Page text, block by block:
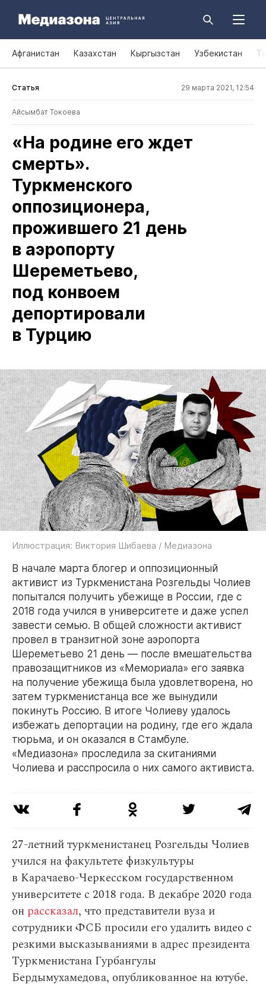
Афганистан Казахстан Кыргызстан Узбекистан
Статья 29 марта 2021, 12:54
Айсымбат Токоева
«На родине его ждет
смерть».
Туркменского
оппозиционера,
прожившего 21 день
в аэропорту
Шереметьево,
под конвоем
депортировали
в Турцию
Иллюстрация: Виктория Шибаева / Медиазона
В начале марта блогер и оппозиционный
активист из Туркменистана Розгельды Чолиев
попытался получить убежище в России, где с
2018 года учился в университете и даже успел
завести семью. В общей сложности активист
провел в транзитной зоне аэропорта
Шереметьево 21 день — после вмешательства
правозащитников из «Мемориала» его заявка
на получение убежища была удовлетворена, но
затем туркменистанца все же вынудили
покинуть Россию. В итоге Чолиеву удалось
избежать депортации на родину, где его ждала
тюрьма, и он оказался в Стамбуле.
«Медиазона» проследила за скитаниями
Чолиева и расспросила о них самого активиста.
27-летний туркменистанец Розгельды Чолиев
учился на факультете физкультуры
в Карачаево-Черкесском государственном
университете с 2018 года. В декабре 2020 года
он рассказал, что представители вуза и
сотрудники ФСБ просили его удалить видео с
резкими высказываниями в адрес президента
Туркменистана Гурбангулы
Бердымухамедова, опубликованное на ютубе.